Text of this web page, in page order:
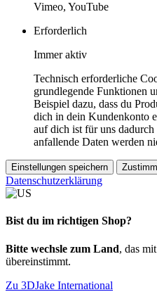
Vimeo, YouTube
Erforderlich
Immer aktiv
Technisch erforderliche
grundlegende Funktionen
Beispiel dazu, dass du
dich in dein Kundenkonto
auf dich ist für uns
anfallende Daten werden
Einstellungen speichern
Datenschutzerklärung
Bist du im richtigen Shop?
Bitte wechsle zum Land, das
übereinstimmt.
Zu 3DJake International